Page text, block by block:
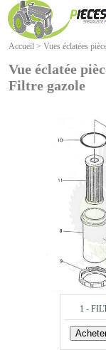
Accueil >Vues éclatées
Vue éclatée
Filtre gazole
1 -